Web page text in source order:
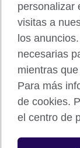
British Council
Privacidad
Aviso Legal
Cookies
Mapa del sitio
© 2026 British
relations and
personalizar
visitas a
los
necesarias
mientras
Para más
de cookies.
el centro de